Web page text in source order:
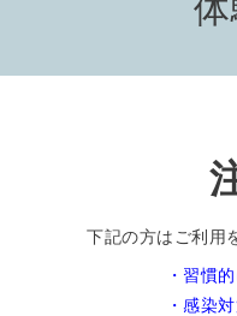
下記の方はご利用
・習慣
・感染